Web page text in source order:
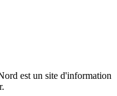
est un site d'information